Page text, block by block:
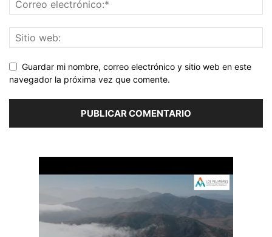
Guardar mi nombre, correo electrónico y sitio web en este
navegador la próxima vez que comente.